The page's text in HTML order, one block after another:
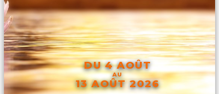
DU 4 AOÛT
AU
13 AOÛT 2026